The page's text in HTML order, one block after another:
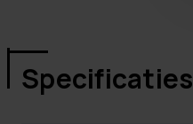
Specificaties